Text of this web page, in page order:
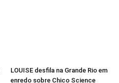
LOUISE desfila na Grande Rio em
enredo sobre Chico Science